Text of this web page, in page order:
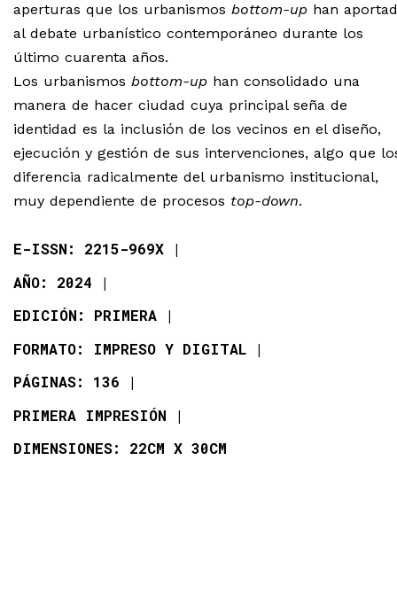
aperturas que los urbanismos bottom-up han
al debate urbanístico contemporáneo durante los
último cuarenta años.
Los urbanismos bottom-up han consolidado una
manera de hacer ciudad cuya principal seña de
identidad es la inclusión de los vecinos en el diseño,
ejecución y gestión de sus intervenciones, algo que
diferencia radicalmente del urbanismo institucional,
muy dependiente de procesos top-down.
E-ISSN: 2215-969X
AÑO: 2024
EDICIÓN: PRIMERA
FORMATO: IMPRESO Y DIGITAL
PÁGINAS: 136
PRIMERA IMPRESIÓN
DIMENSIONES: 22CM X 30CM